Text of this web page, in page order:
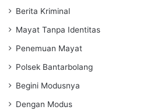
Berita Kriminal
Mayat Tanpa Identitas
Penemuan Mayat
Polsek Bantarbolang
Begini Modusnya
Dengan Modus